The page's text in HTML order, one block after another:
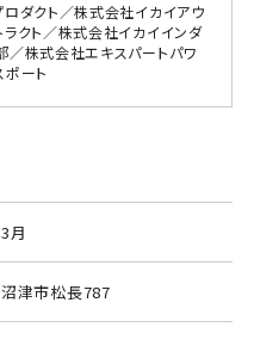
ダクト／株式会社イカイアウ
クト／株式会社イカイインダ
／株式会社エキスパートパワ
ート
月
津市松長787